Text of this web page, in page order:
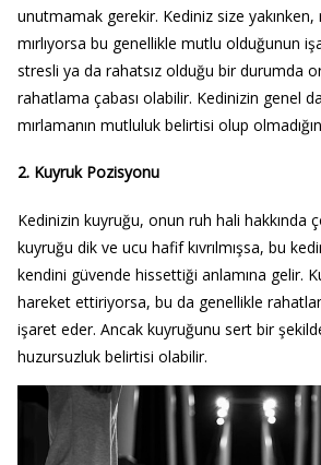
unutmamak gerekir. Kediniz size
mırlıyorsa bu genellikle mutlu olduğunun
stresli ya da rahatsız olduğu bir durumda
rahatlama çabası olabilir. Kedinizin genel
mırlamanın mutluluk belirtisi olup
2. Kuyruk Pozisyonu
Kedinizin kuyruğu, onun ruh hali hakkında
kuyruğu dik ve ucu hafif kıvrılmışsa, bu
kendini güvende hissettiği anlamına gelir.
hareket ettiriyorsa, bu da genellikle
işaret eder. Ancak kuyruğunu sert bir
huzursuzluk belirtisi olabilir.